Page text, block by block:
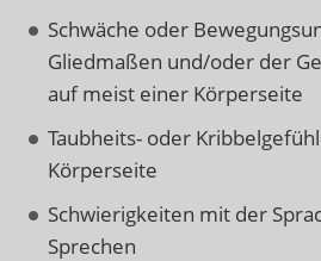
Schwäche oder
Gliedmaßen und/oder der
auf meist einer Körperseite
Taubheits- oder
Körperseite
Schwierigkeiten mit der
Sprechen